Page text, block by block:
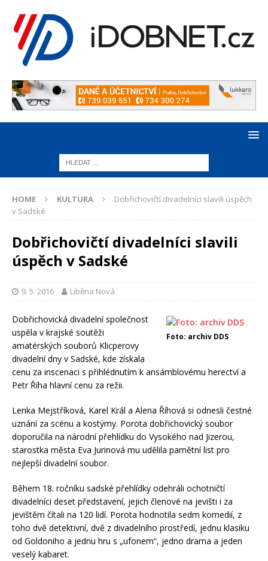
HOME KULTURA
Dobřichovičtí divadelníci slavili úspěch
v Sadské
Dobřichovičtí divadelníci slavili
úspěch v Sadské
9. 5. 2016 Liběna Nová
Foto: archiv DDS
Dobřichovická divadelní společnost
uspěla v krajské soutěži
amatérských souborů Klicperovy
divadelní dny v Sadské, kde získala
cenu za inscenaci s přihlédnutím k ansámblovému herectví a
Petr Říha hlavní cenu za režii.
Lenka Mejstříková, Karel Král a Alena Říhová si odnesli čestné
uznání za scénu a kostýmy. Porota dobřichovický soubor
doporučila na národní přehlídku do Vysokého nad Jizerou,
starostka města Eva Jurinová mu udělila pamětní list pro
nejlepší divadelní soubor.
Během 18. ročníku sadské přehlídky odehráli ochotničtí
divadelníci deset představení, jejich členové na jevišti i za
jevištěm čítali na 120 lidí. Porota hodnotila sedm komedií, z
toho dvě detektivní, dvě z divadelního prostředí, jednu klasiku
od Goldoniho a jednu hru s „ufonem“, jedno drama a jeden
veselý kabaret.